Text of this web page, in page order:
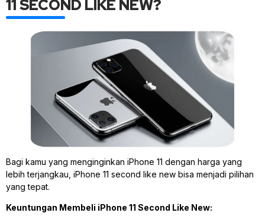
11 SECOND LIKE NEW?
Bagi kamu yang menginginkan iPhone 11 dengan harga yang
lebih terjangkau, iPhone 11 second like new bisa menjadi pilihan
yang tepat.
Keuntungan Membeli iPhone 11 Second Like New: